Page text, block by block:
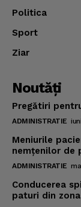
Politica
Sport
Ziar
Noutăţi
Pregătiri
ADMINISTRATIE
Meniurile
nemţenilor de
ADMINISTRATIE
Conducerea
paturi din